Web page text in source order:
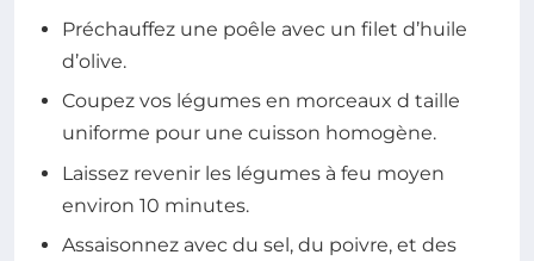
Préchauffez une poêle avec un filet d’huile
d’olive.
Coupez vos légumes en morceaux d taille
uniforme pour une cuisson homogène.
Laissez revenir les légumes à feu moyen
environ 10 minutes.
Assaisonnez avec du sel, du poivre, et des